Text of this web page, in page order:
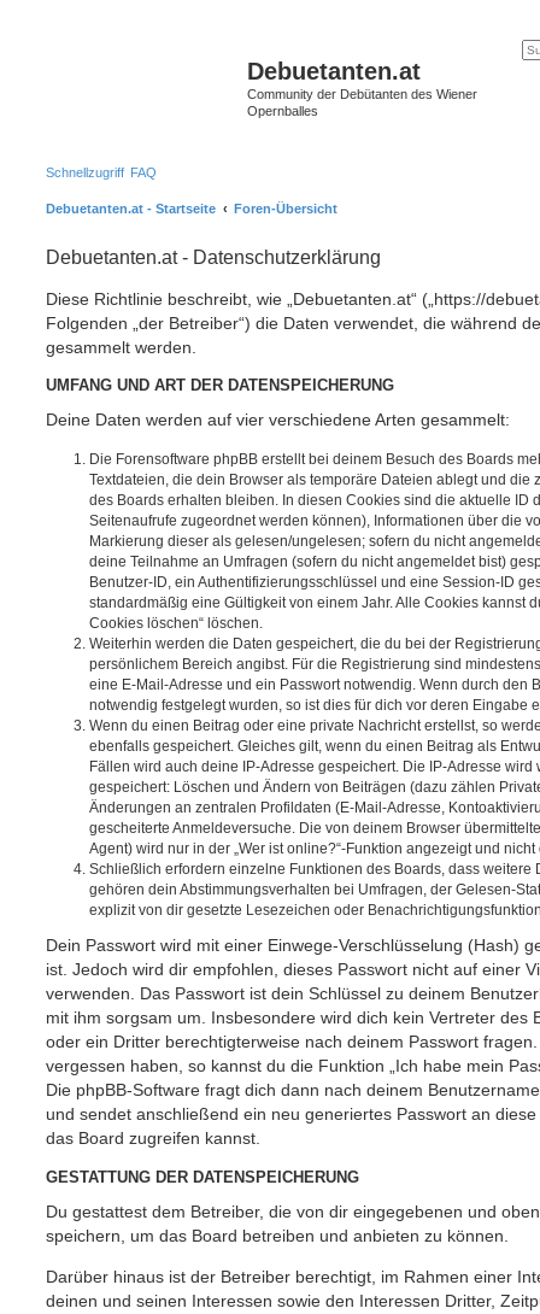
Debuetanten.at
Community der Debütanten des Wiener
Opernballes
Schnellzugriff FAQ
Debuetanten.at - Startseite Foren-Übersicht
Debuetanten.at - Datenschutzerklärung
Diese Richtlinie beschreibt, wie „Debuetanten.at“ („https://
Folgenden „der Betreiber“) die Daten verwendet, die während
gesammelt werden.
UMFANG UND ART DER DATENSPEICHERUNG
Deine Daten werden auf vier verschiedene Arten gesammelt:
Die Forensoftware phpBB erstellt bei deinem Besuch des Boards
Textdateien, die dein Browser als temporäre Dateien ablegt und die
des Boards erhalten bleiben. In diesen Cookies sind die aktuelle ID
Seitenaufrufe zugeordnet werden können), Informationen über die
Markierung dieser als gelesen/ungelesen; sofern du nicht
deine Teilnahme an Umfragen (sofern du nicht angemeldet bist)
Benutzer-ID, ein Authentifizierungsschlüssel und eine Session-ID
standardmäßig eine Gültigkeit von einem Jahr. Alle Cookies kannst
Cookies löschen“ löschen.
Weiterhin werden die Daten gespeichert, die du bei der
persönlichem Bereich angibst. Für die Registrierung sind
eine E-Mail-Adresse und ein Passwort notwendig. Wenn durch den
notwendig festgelegt wurden, so ist dies für dich vor deren Eingabe
Wenn du einen Beitrag oder eine private Nachricht erstellst, so
ebenfalls gespeichert. Gleiches gilt, wenn du einen Beitrag als
Fällen wird auch deine IP-Adresse gespeichert. Die IP-Adresse
gespeichert: Löschen und Ändern von Beiträgen (dazu zählen
Änderungen an zentralen Profildaten (E-Mail-Adresse,
gescheiterte Anmeldeversuche. Die von deinem Browser
Agent) wird nur in der „Wer ist online?“-Funktion angezeigt und
Schließlich erfordern einzelne Funktionen des Boards, dass weitere
gehören dein Abstimmungsverhalten bei Umfragen, der Gelesen-
explizit von dir gesetzte Lesezeichen oder
Dein Passwort wird mit einer Einwege-Verschlüsselung (Hash)
ist. Jedoch wird dir empfohlen, dieses Passwort nicht auf einer
verwenden. Das Passwort ist dein Schlüssel zu deinem
mit ihm sorgsam um. Insbesondere wird dich kein Vertreter des
oder ein Dritter berechtigterweise nach deinem Passwort
vergessen haben, so kannst du die Funktion „Ich habe mein
Die phpBB-Software fragt dich dann nach deinem
und sendet anschließend ein neu generiertes Passwort an
das Board zugreifen kannst.
GESTATTUNG DER DATENSPEICHERUNG
Du gestattest dem Betreiber, die von dir eingegebenen und
speichern, um das Board betreiben und anbieten zu können.
Darüber hinaus ist der Betreiber berechtigt, im Rahmen einer
deinen und seinen Interessen sowie den Interessen Dritter,